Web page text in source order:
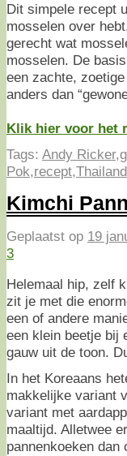
Dit simpele recept
mosselen over
gerecht wat
mosselen. De
een zachte,
anders dan
Klik hier voor het
Tags: Andy Ricker,
Pok,recept,Thailand
Kimchi
Geplaatst op 19
3
Helemaal hip, zelf
zit je met die
een of andere
een klein beetje bij
gauw uit de toon.
In het Koreaans
makkelijke variant
variant met
maaltijd. Alletwee
pannenkoeken